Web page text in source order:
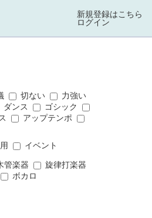
新規登録はこちら
ログイン
切ない
力強い
ダンス
ゴシック
アップテンポ
イベント
管楽器
旋律打楽器
ボカロ